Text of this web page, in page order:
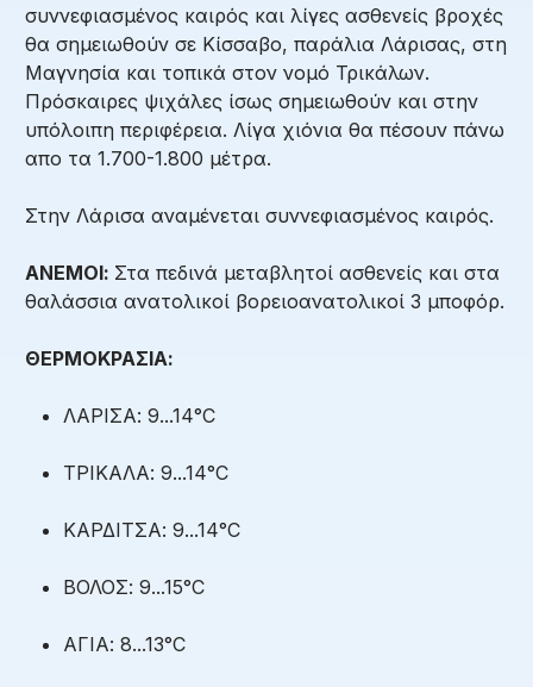
συννεφιασμένος καιρός και λίγες ασθενείς βροχές
θα σημειωθούν σε Κίσσαβο, παράλια Λάρισας, στη
Μαγνησία και τοπικά στον νομό Τρικάλων.
Πρόσκαιρες ψιχάλες ίσως σημειωθούν και στην
υπόλοιπη περιφέρεια. Λίγα χιόνια θα πέσουν πάνω
απο τα 1.700-1.800 μέτρα.
Στην Λάρισα αναμένεται συννεφιασμένος καιρός.
ΑΝΕΜΟΙ: Στα πεδινά μεταβλητοί ασθενείς και στα
θαλάσσια ανατολικοί βορειοανατολικοί 3 μποφόρ.
ΘΕΡΜΟΚΡΑΣΙΑ:
ΛΑΡΙΣΑ: 9...14°C
ΤΡΙΚΑΛΑ: 9...14°C
ΚΑΡΔΙΤΣΑ: 9...14°C
ΒΟΛΟΣ: 9...15°C
ΑΓΙΑ: 8...13°C